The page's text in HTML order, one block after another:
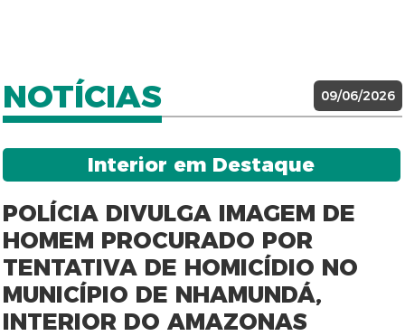
NOTÍCIAS 09/06/2026
Interior em Destaque
POLÍCIA DIVULGA IMAGEM DE
HOMEM PROCURADO POR
TENTATIVA DE HOMICÍDIO NO
MUNICÍPIO DE NHAMUNDÁ,
INTERIOR DO AMAZONAS